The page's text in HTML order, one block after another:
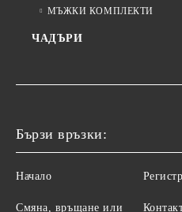
МЪЖКИ КОМПЛЕКТИ
ЧАДЪРИ
Бързи връзки:
Начало
Смяна, връщане или